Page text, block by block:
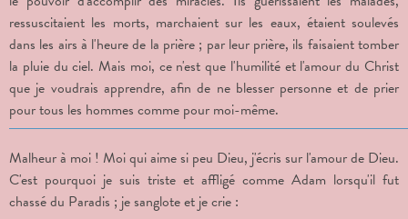
ressuscitaient les morts, marchaient sur les eaux, étaient soulevés
dans les airs à l'heure de la prière ; par leur prière, ils faisaient tomber
la pluie du ciel. Mais moi, ce n'est que l'humilité et l'amour du Christ
que je voudrais apprendre, afin de ne blesser personne et de prier
pour tous les hommes comme pour moi-même.
Malheur à moi ! Moi qui aime si peu Dieu, j'écris sur l'amour de Dieu.
C'est pourquoi je suis triste et affligé comme Adam lorsqu'il fut
chassé du Paradis ; je sanglote et je crie :